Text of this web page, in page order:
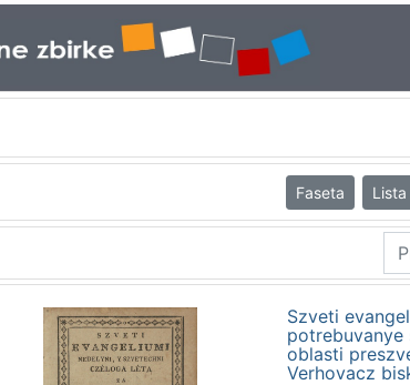
Faseta Lista
Szveti
potrebuvanye
oblasti
Verhovacz